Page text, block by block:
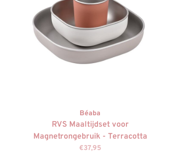
Béaba
RVS Maaltijdset voor
Magnetrongebruik - Terracotta
€37,95